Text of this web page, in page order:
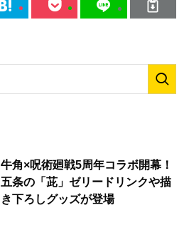
牛角×呪術廻戦5周年コラボ開幕！
五条の「茈」ゼリードリンクや描
き下ろしグッズが登場